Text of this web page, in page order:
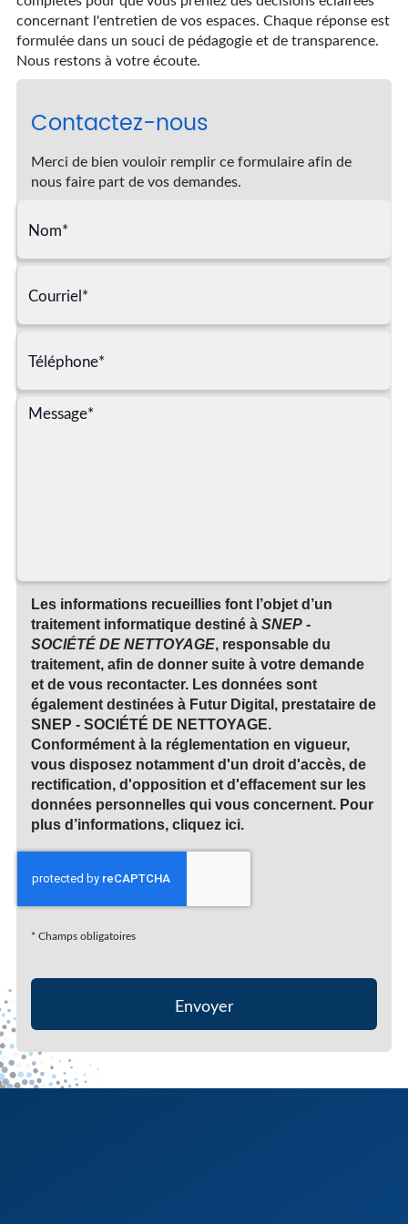
concernant l'entretien de vos espaces. Chaque réponse est
formulée dans un souci de pédagogie et de transparence.
Nous restons à votre écoute.
Contactez-nous
Merci de bien vouloir remplir ce formulaire afin de
nous faire part de vos demandes.
Les informations recueillies font l’objet d’un
traitement informatique destiné à SNEP -
SOCIÉTÉ DE NETTOYAGE, responsable du
traitement, afin de donner suite à votre demande
et de vous recontacter. Les données sont
également destinées à Futur Digital, prestataire de
SNEP - SOCIÉTÉ DE NETTOYAGE.
Conformément à la réglementation en vigueur,
vous disposez notamment d'un droit d'accès, de
rectification, d'opposition et d'effacement sur les
données personnelles qui vous concernent. Pour
plus d’informations, cliquez ici.
*Champs obligatoires